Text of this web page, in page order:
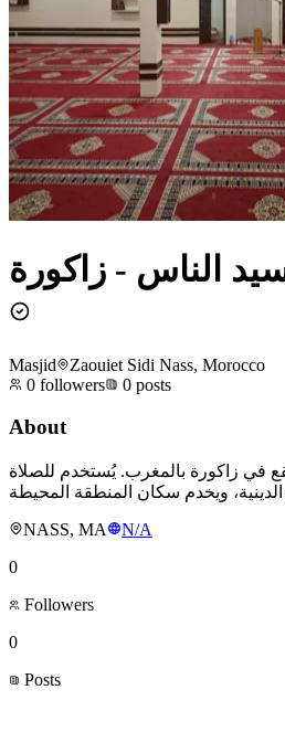
الناس - زاكورة
Masjid
Zaouiet Sidi Nass, Morocco
0 followers 0 posts
About
في زاكورة بالمغرب. يُستخدم للصلاة
NASS, MA
N/A
0
Followers
0
Posts